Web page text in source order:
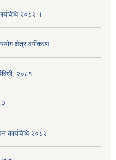
२०८२ ।
क्षेत्र वर्गीकरण
२०८१
कार्यविधि २०८२